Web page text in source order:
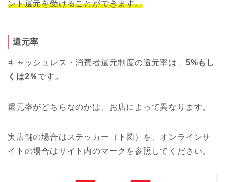
ント還元を受けることができます。
還元率
キャッシュレス・消費者還元制度の還元率は、 5%もし
くは2％ です。
還元率がどちらなのかは、お店によって異なります。
実店舗の場合はステッカー（下図）を、オンラインサ
イトの場合はサイト内のマークを参照してください。